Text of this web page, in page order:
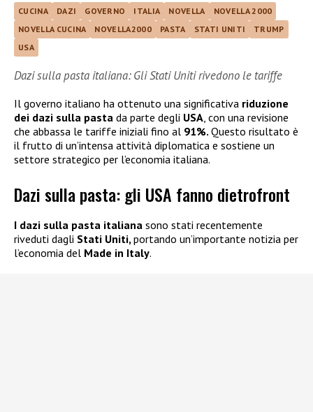
CUCINA DAZI GOVERNO ITALIA NOVELLA
NOVELLA 2000
NOVELLA CUCINA
NOVELLA2000 PASTA STATI UNITI
TRUMP
USA
Dazi sulla pasta italiana: Gli Stati Uniti rivedono le tariffe
Il governo italiano ha ottenuto una significativa riduzione
dei dazi sulla pasta da parte degli USA , con una revisione
che abbassa le tariffe iniziali fino al 91%. Questo risultato è
il frutto di un’intensa attività diplomatica e sostiene un
settore strategico per l’economia italiana.
Dazi sulla pasta: gli USA fanno dietrofront
I dazi sulla pasta italiana sono stati recentemente
riveduti dagli Stati Uniti,portando un’importante notizia per
l’economia del Made in Italy.